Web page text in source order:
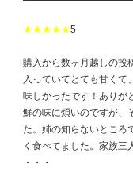
★★★★★5
購入から数ヶ月越しの投
入っていてとても甘くて
味しかったです！ありが
鮮の味に煩いのですが、
た。姉の知らないところ
く食べてました。家族三
・・・